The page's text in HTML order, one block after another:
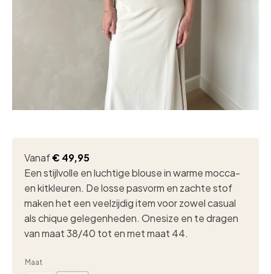
Vanaf€ 49,95
Een stijlvolle en luchtige blouse in warme mocca-
en kitkleuren. De losse pasvorm en zachte stof
maken het een veelzijdig item voor zowel casual
als chique gelegenheden. Onesize en te dragen
van maat 38/40 tot en met maat 44.
Maat